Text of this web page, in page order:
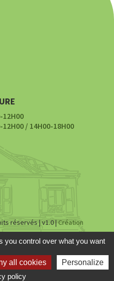
/ 14H00-18H00
réservés | v1.0 | Création
légales
Politique de
confidentialité
This
you control over what you want
all cookies
Personalize
policy